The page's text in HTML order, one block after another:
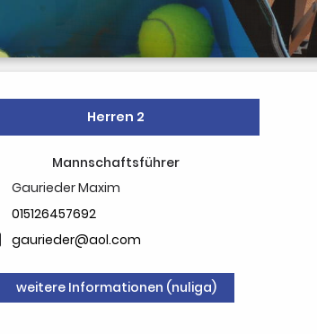
Herren 2
Mannschaftsführer
Gaurieder Maxim
015126457692
gaurieder@aol.com
weitere Informationen (nuliga)